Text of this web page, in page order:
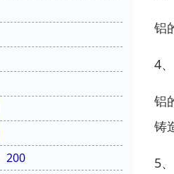
200
铝
4
铝
铸
5